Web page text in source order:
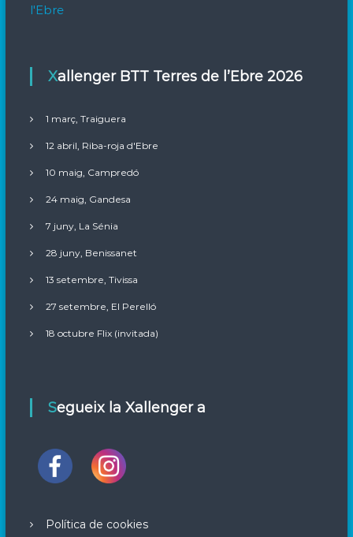
l'Ebre
Xallenger BTT Terres de l’Ebre 2026
1 març, Traiguera
12 abril, Riba-roja d'Ebre
10 maig, Campredó
24 maig, Gandesa
7 juny, La Sénia
28 juny, Benissanet
13 setembre, Tivissa
27 setembre, El Perelló
18 octubre Flix (invitada)
Segueix la Xallenger a
Política de cookies